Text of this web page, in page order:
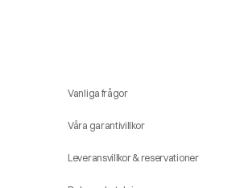
Vanliga frågor
Våra garantivillkor
Leveransvillkor & reservationer